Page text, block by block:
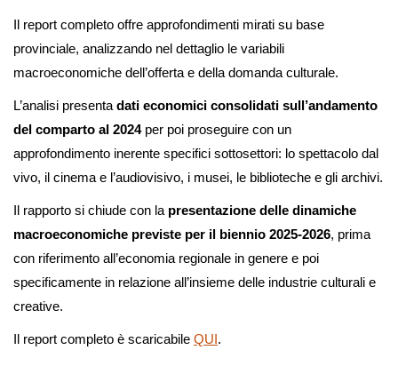
Il report completo offre approfondimenti mirati su base
provinciale, analizzando nel dettaglio le variabili
macroeconomiche dell’offerta e della domanda culturale.
L’analisi presenta dati economici consolidati sull’andamento
del comparto al 2024 per poi proseguire con un
approfondimento inerente specifici sottosettori: lo spettacolo dal
vivo, il cinema e l’audiovisivo, i musei, le biblioteche e gli archivi.
Il rapporto si chiude con la presentazione delle dinamiche
macroeconomiche previste per il biennio 2025-2026, prima
con riferimento all’economia regionale in genere e poi
specificamente in relazione all’insieme delle industrie culturali e
creative.
Il report completo è scaricabile QUI.